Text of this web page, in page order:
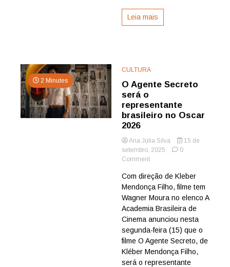
Leia mais
2 Minutes
CULTURA
O Agente Secreto
será o
representante
brasileiro no Oscar
2026
Ana Júlia Silva
15 de
setembro, 2025
0
Commenton
Agente
Secreto
será
brasileiro
no
Oscar
2026
Com direção de Kleber
Mendonça Filho, filme tem
Wagner Moura no elenco A
Academia Brasileira de
Cinema anunciou nesta
segunda-feira (15) que o
filme O Agente Secreto, de
Kléber Mendonça Filho,
será o representante